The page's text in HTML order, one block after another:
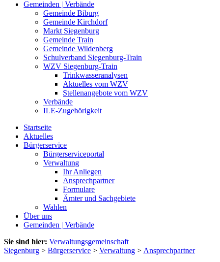
Gemeinden | Verbände
Gemeinde Biburg
Gemeinde Kirchdorf
Markt Siegenburg
Gemeinde Train
Gemeinde Wildenberg
Schulverband Siegenburg-Train
WZV Siegenburg-Train
Trinkwasseranalysen
Aktuelles vom WZV
Stellenangebote vom WZV
Verbände
ILE-Zugehörigkeit
Startseite
Aktuelles
Bürgerservice
Bürgerserviceportal
Verwaltung
Ihr Anliegen
Ansprechpartner
Formulare
Ämter und Sachgebiete
Wahlen
Über uns
Gemeinden | Verbände
Sie sind hier: Verwaltungsgemeinschaft
Siegenburg > Bürgerservice > Verwaltung > Ansprechpartner